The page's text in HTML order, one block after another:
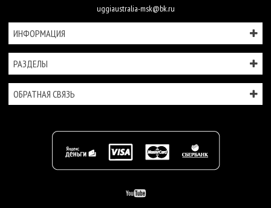
uggiaustralia-msk@bk.ru
ИНФОРМАЦИЯ
РАЗДЕЛЫ
ОБРАТНАЯ СВЯЗЬ